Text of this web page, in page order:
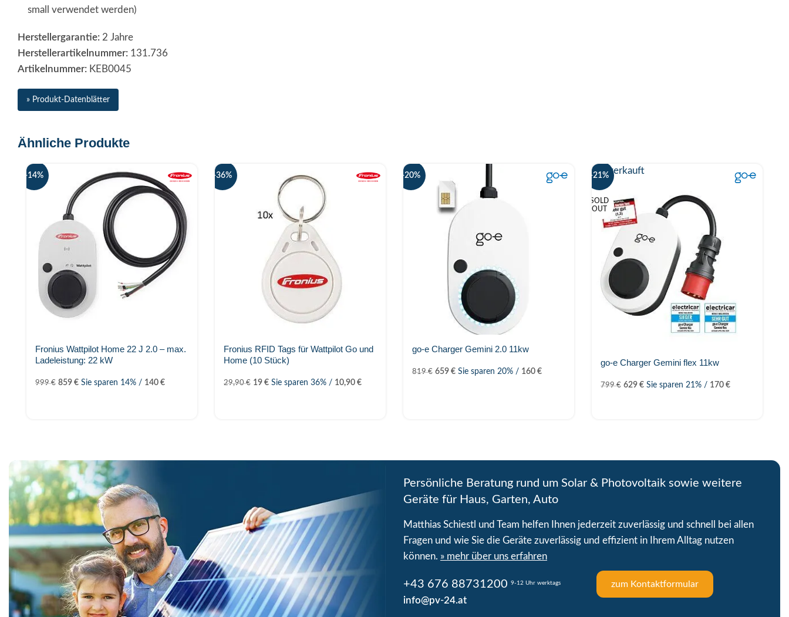
small verwendet werden)
Herstellergarantie: 2 Jahre
Herstellerartikelnummer: 131.736
Artikelnummer: KEB0045
» Produkt-Datenblätter
Ähnliche Produkte
-14%
Fronius Wattpilot Home 22 J 2.0 – max.
Ladeleistung: 22 kW
999€ 859 € Sie sparen 14% / 140 €
-36%
Fronius RFID Tags für Wattpilot Go und
Home (10 Stück)
29,90€ 19 € Sie sparen 36% / 10,90 €
-20%
go-e Charger Gemini 2.0 11kw
819€ 659 € Sie sparen 20% / 160 €
Ausverkauft
-21%
SOLD
OUT
go-e Charger Gemini flex 11kw
799€ 629 € Sie sparen 21% / 170 €
Persönliche Beratung rund um Solar & Photovoltaik sowie weitere
Geräte für Haus, Garten, Auto
Matthias Schiestl und Team helfen Ihnen jederzeit zuverlässig und schnell bei allen
Fragen und wie Sie die Geräte zuverlässig und effizient in Ihrem Alltag nutzen
können. » mehr über uns erfahren
+43 676 88731200 9-12 Uhr werktags
info@pv-24.at
zum Kontaktformular